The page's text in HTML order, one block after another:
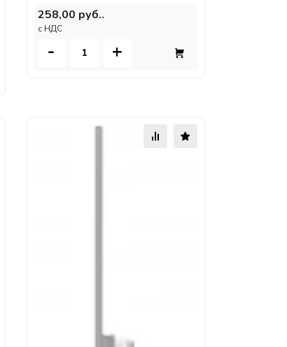
258,00 руб..
c НДС
- +